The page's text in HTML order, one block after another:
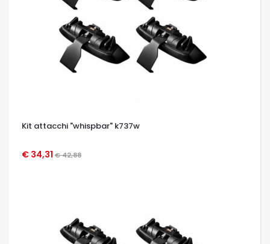
Kit attacchi "whispbar" k737w
€ 34,31 € 42,88
OCCHIATA VELOCE